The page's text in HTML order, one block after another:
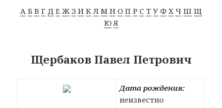
А Б В Г Д Е Ж З И К Л М Н О П Р С Т У Ф Х Ч Ш Щ
Ю Я
Щербаков Павел Петрович
Дата рождения:
неизвестно